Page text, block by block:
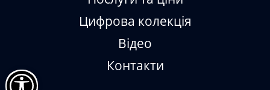
Цифрова колекція
Відео
Контакти